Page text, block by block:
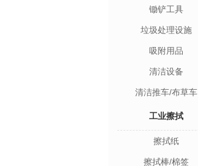
锄铲工具
垃圾处理设施
吸附用品
清洁设备
清洁推车/布草车
工业擦拭
擦拭纸
擦拭棒/棉签